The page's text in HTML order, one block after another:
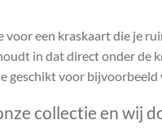
voor een kraskaart die je
in dat direct onder de
geschikt voor bijvoorbeeld
collectie en wij